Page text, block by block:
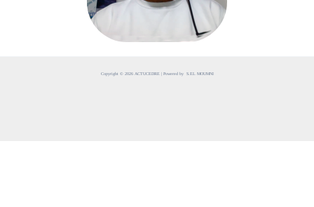
Copyright © 2026 ACTUCEDRE | Powered by S.EL MOUMNI